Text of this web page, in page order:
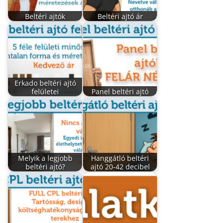
Beltéri ajtók Beltéri ajtó ár
Erkado beltéri ajtó
felületei
Panel beltéri ajtó
Melyik a legjobb
beltéri ajtó?
Hanggátló beltéri
ajtó 20-42 decibel